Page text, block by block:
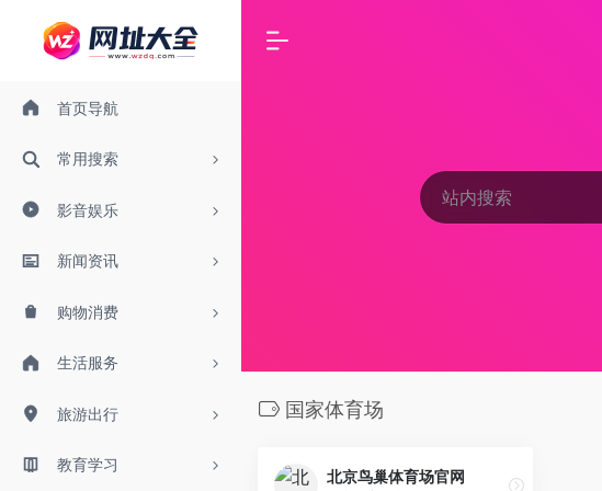
首页导航
常用搜索
影音娱乐
新闻资讯
购物消费
生活服务
旅游出行
教育学习
国家体育场
北京鸟巢体育场官网